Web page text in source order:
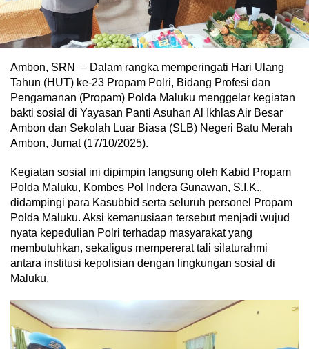
Ambon, SRN – Dalam rangka memperingati Hari Ulang
Tahun (HUT) ke-23 Propam Polri, Bidang Profesi dan
Pengamanan (Propam) Polda Maluku menggelar kegiatan
bakti sosial di Yayasan Panti Asuhan Al Ikhlas Air Besar
Ambon dan Sekolah Luar Biasa (SLB) Negeri Batu Merah
Ambon, Jumat (17/10/2025).
Kegiatan sosial ini dipimpin langsung oleh Kabid Propam
Polda Maluku, Kombes Pol Indera Gunawan, S.I.K.,
didampingi para Kasubbid serta seluruh personel Propam
Polda Maluku. Aksi kemanusiaan tersebut menjadi wujud
nyata kepedulian Polri terhadap masyarakat yang
membutuhkan, sekaligus mempererat tali silaturahmi
antara institusi kepolisian dengan lingkungan sosial di
Maluku.